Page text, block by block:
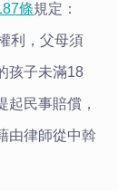
條規定：
利，父母須
孩子未滿18
起民事賠償，
由律師從中斡